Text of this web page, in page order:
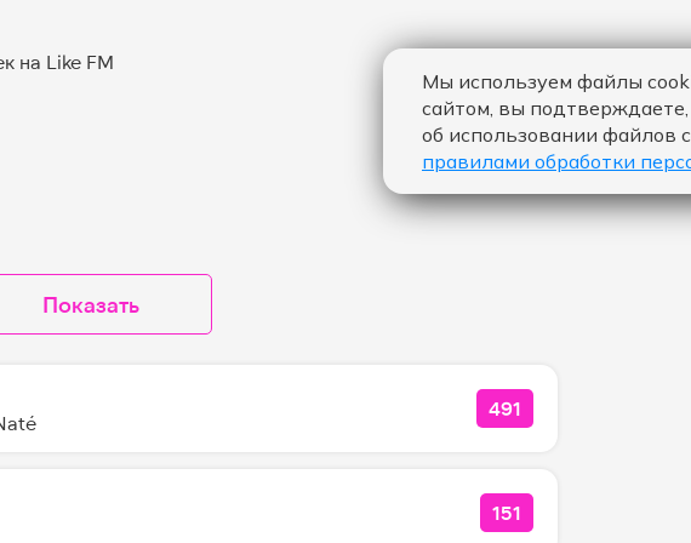
Показать
КОЛИЧЕСТВО
491
КОЛИЧЕСТВО
151
Мы используем файлы
сайтом, вы
об использовании файлов
правилами обработки